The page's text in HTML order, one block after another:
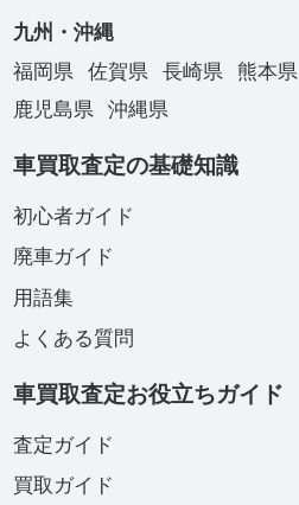
九州・沖縄
福岡県
佐賀県 長崎県 熊本県
鹿児島県
沖縄県
車買取査定の基礎知識
初心者ガイド
廃車ガイド
用語集
よくある質問
車買取査定お役立ちガイド
査定ガイド
買取ガイド